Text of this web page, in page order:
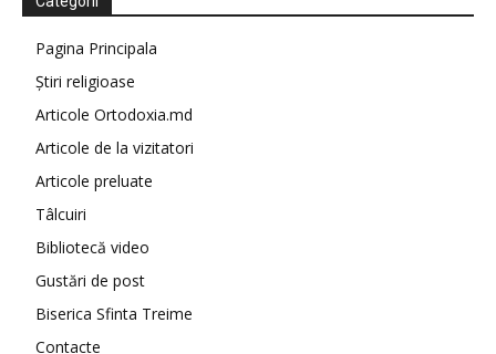
Pagina Principala
Știri religioase
Articole Ortodoxia.md
Articole de la vizitatori
Articole preluate
Tâlcuiri
Bibliotecă video
Gustări de post
Biserica Sfinta Treime
Contacte